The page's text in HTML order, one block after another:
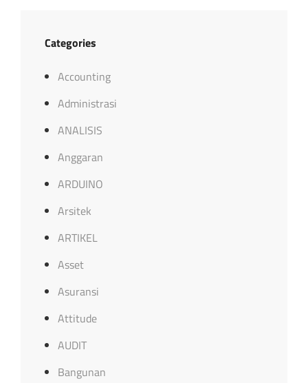
Categories
Accounting
Administrasi
ANALISIS
Anggaran
ARDUINO
Arsitek
ARTIKEL
Asset
Asuransi
Attitude
AUDIT
Bangunan